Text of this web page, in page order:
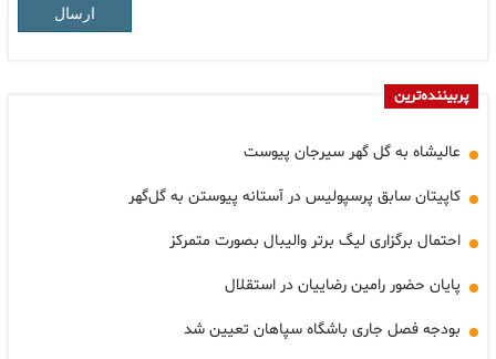
ارسال
پربیننده‌ترین
عالیشاه به گل گهر سیرجان پیوست
کاپیتان سابق پرسپولیس در آستانه پیوستن به گل‌گهر
احتمال برگزاری لیگ برتر والیبال بصورت متمرکز
پایان حضور رامین رضاییان در استقلال
بودجه فصل جاری باشگاه سپاهان تعیین شد